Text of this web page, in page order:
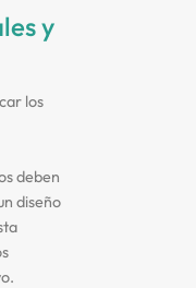
y
los
deben
diseño